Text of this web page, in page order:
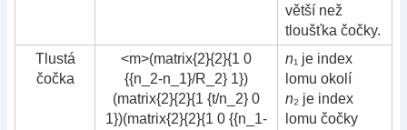
větší než
tloušťka čočky.
Tlustá
čočka
<m>(matrix{2}{2}{1 0
{{n_2-n_1}/R_2} 1})
(matrix{2}{2}{1 {t/n_2} 0
1})(matrix{2}{2}{1 0 {{n_1-
n₁ je index
lomu okolí
n₂ je index
lomu čočky